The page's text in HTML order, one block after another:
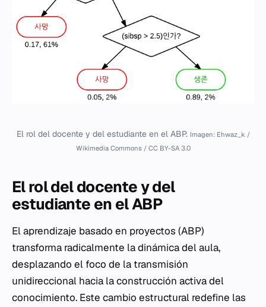
El rol del docente y del estudiante en el ABP. Imagen: Ehwaz_k /
Wikimedia Commons / CC BY-SA 3.0
El rol del docente y del
estudiante en el ABP
El aprendizaje basado en proyectos (ABP)
transforma radicalmente la dinámica del aula,
desplazando el foco de la transmisión
unidireccional hacia la construcción activa del
conocimiento. Este cambio estructural redefine las